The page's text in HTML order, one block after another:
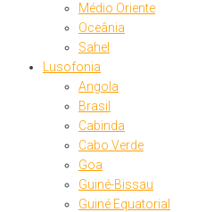
Médio Oriente
Oceânia
Sahel
Lusofonia
Angola
Brasil
Cabinda
Cabo Verde
Goa
Guiné-Bissau
Guiné Equatorial